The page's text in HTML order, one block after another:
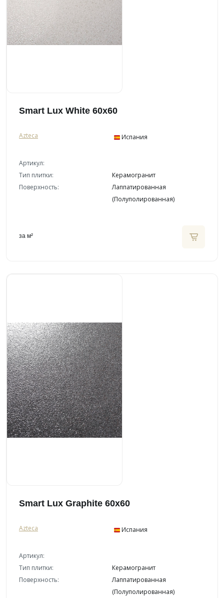
Smart Lux White 60x60
Azteca Испания
Артикул:
Тип плитки:
Керамогранит
Поверхность:
Лаппатированная
(Полуполированная)
за м²
Smart Lux Graphite 60x60
Azteca Испания
Артикул:
Тип плитки:
Керамогранит
Поверхность:
Лаппатированная
(Полуполированная)